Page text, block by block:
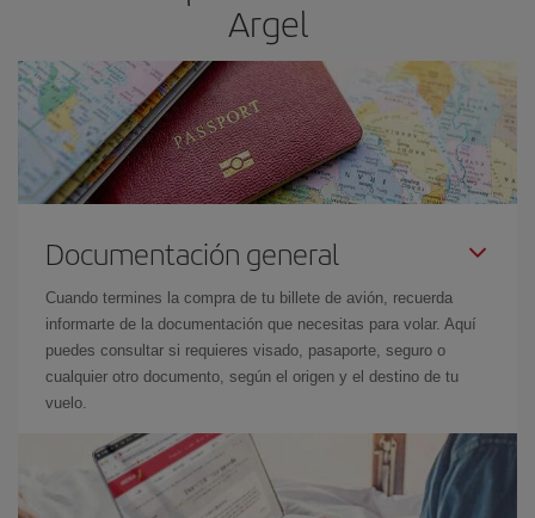
Argel
Documentación general
Cuando termines la compra de tu billete de avión, recuerda
informarte de la documentación que necesitas para volar. Aquí
puedes consultar si requieres visado, pasaporte, seguro o
cualquier otro documento, según el origen y el destino de tu
vuelo.